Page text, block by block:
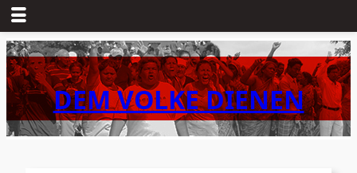
Zum
Inhalt
springenDEM VOLKE DIENEN